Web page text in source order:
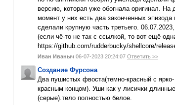
версию, которая уже обогнала оригинал. На
момент у них есть два законченных эпизода
сделали крупную часть третьего.
(если чё-то не так с ссылкой, то вот ещё
https://github.com/rudderbucky/shellcore/
Иван Иваныч 06-07-2023 20:24:07 Ответить >>
Создание Фурсона
Два пушистых фвоста(темно-красный с ярко-
красным концом). Уши как у лисички длинные
(серые).тело полностью белое.